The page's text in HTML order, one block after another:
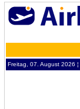
Freitag, 07. August 2026 ¦